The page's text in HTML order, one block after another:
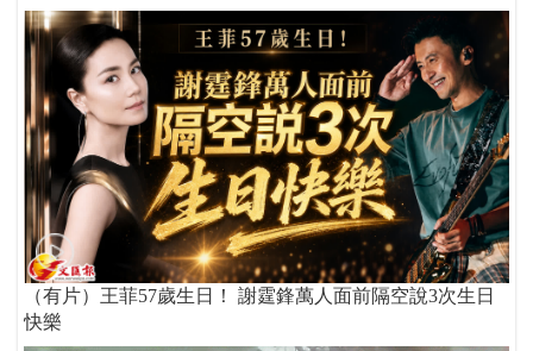
（有片）王菲57歲生日！ 謝霆鋒萬人面前隔空說3次生日
快樂